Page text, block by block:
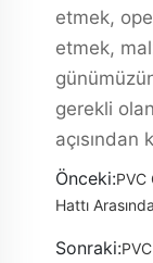
etmek,
etmek,
gerekli
açısından
Önceki:PVC
Hattı
Sonraki: